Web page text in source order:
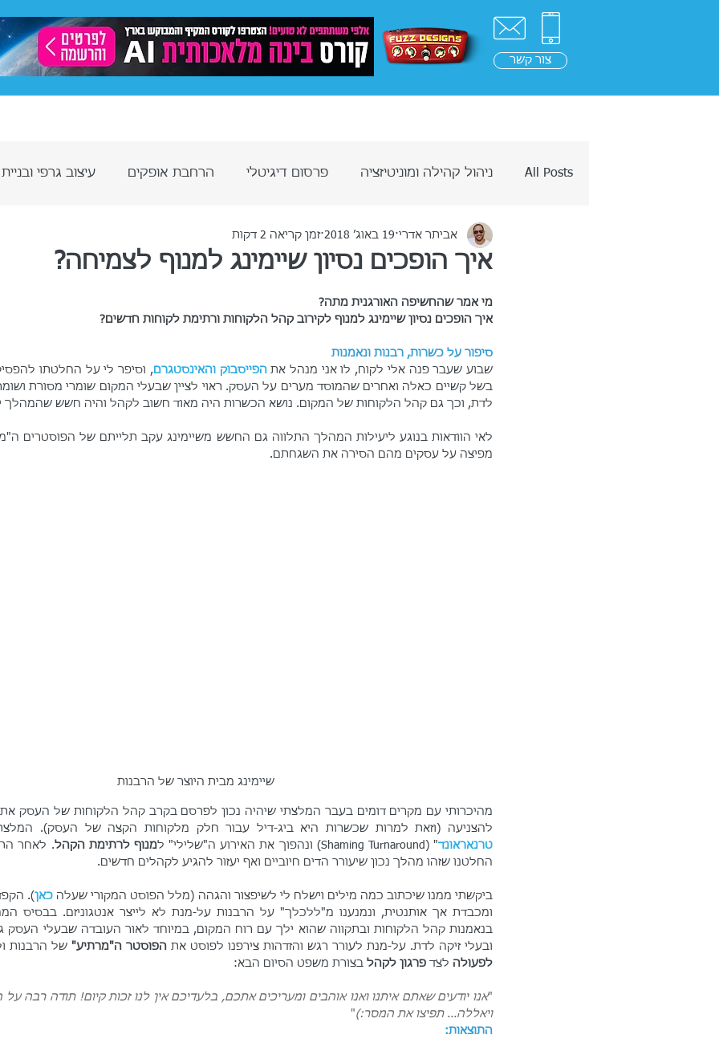
צור קשר
All Posts ניהול קהילה ומוניטיזציה פרסום דיגיטלי הרחבת אופקים עיצוב גרפי
מחשבות על כסף בינה מלאכותית AI
איך הופכים נסיון שיימינג למנוף לצמיחה?
אביתר אדרי 19 באוג׳ 2018 זמן קריאה 2 דקות
מי אמר שהחשיפה האורגנית מתה?
איך הופכים נסיון שיימינג למנוף לקירוב קהל הלקוחות ורתימת לקוחות חדשים?
סיפור על כשרות, רבנות ונאמנות
שבוע שעבר פנה אלי לקוח, לו אני מנהל את הפייסבוק והאינסטגרם
לדת, וכך גם קהל הלקוחות של המקום. נושא הכשרות היה מאוד חשוב לקהל והיה חשש שהמהלך
מפיצה על עסקים מהם הסירה את השגחתם.
שיימינג מבית היוצר של הרבנות
להצניעה (וזאת למרות שכשרות היא ביג-דיל עבור חלק מלקוחות הקצה של העסק).
טרנאראונד" (Shaming Turnaround) ונהפוך את האירוע ה"שלילי" ל מנוף לרתימת הקהל
החלטנו שזהו מהלך נכון שיעורר הדים חיוביים ואף יעזור להגיע לקהלים חדשים.
ביקשתי ממנו שיכתוב כמה מילים וישלח לי לשיפצור והגהה (מלל הפוסט המקורי שעלה כאן
ובעלי זיקה לדת. על-מנת לעורר רגש והזדהות צירפנו לפוסט את הפוסטר ה"מרתיע" של הרבנות
לפעולה לצד פרגון לקהל בצורת משפט הסיום הבא:
"
ויאללה... תפיצו את המסר:)"
התוצאות: